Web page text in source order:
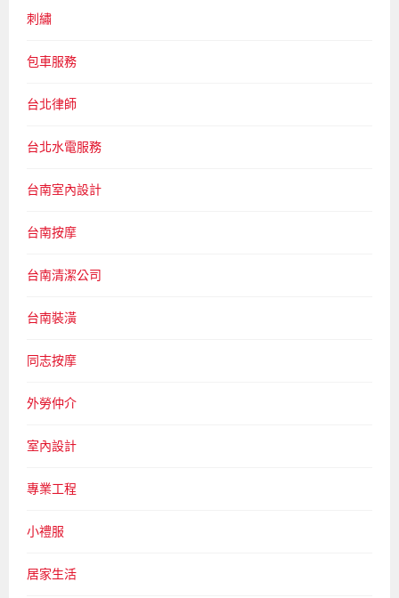
刺繡
包車服務
台北律師
台北水電服務
台南室內設計
台南按摩
台南清潔公司
台南裝潢
同志按摩
外勞仲介
室內設計
專業工程
小禮服
居家生活